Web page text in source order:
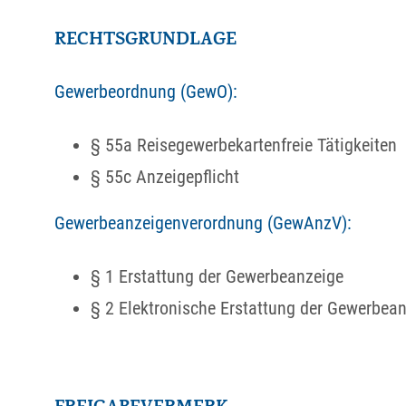
RECHTSGRUNDLAGE
Gewerbeordnung (GewO):
§ 55a Reisegewerbekartenfreie Tätigkeiten
§ 55c Anzeigepflicht
Gewerbeanzeigenverordnung (GewAnzV):
§ 1 Erstattung der Gewerbeanzeige
§ 2 Elektronische Erstattung der